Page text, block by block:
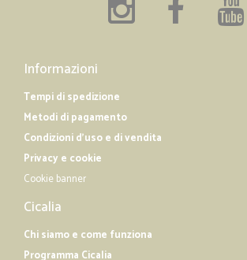
Informazioni
Tempi di spedizione
Metodi di pagamento
Condizioni d'uso e di vendita
Privacy e cookie
Cookie banner
Cicalia
Chi siamo e come funziona
Programma Cicalia